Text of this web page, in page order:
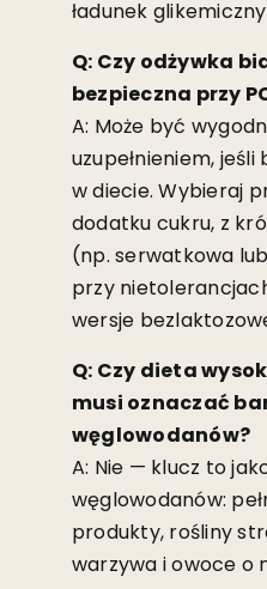
ładunek glikemiczny
Q: Czy odżywka
bezpieczna przy
A: Może być
uzupełnieniem, jeśli
w diecie. Wybieraj
dodatku cukru, z
(np. serwatkowa
przy
wersje
Q: Czy dieta
musi oznaczać
węglowodanów?
A: Nie — klucz to
węglowodanów:
produkty, rośliny
warzywa i owoce o